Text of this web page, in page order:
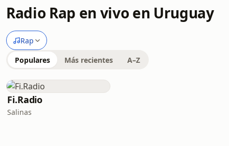
Radio Rap en vivo en Uruguay
Rap
Populares Más recientes A–Z
Fi.Radio
Salinas